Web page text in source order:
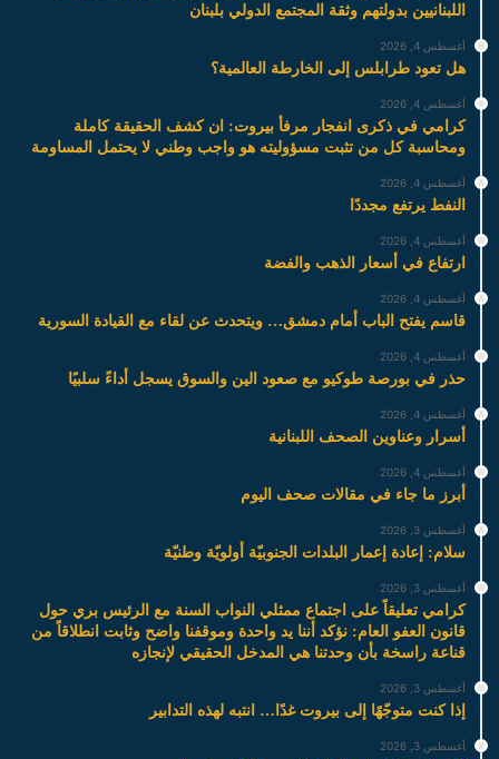
اللبنانيين بدولتهم وثقة المجتمع الدولي بلبنان
أغسطس 4, 2026
هل تعود طرابلس إلى الخارطة العالمية؟
أغسطس 4, 2026
كرامي في ذكرى انفجار مرفأ بيروت: ان كشف الحقيقة كاملة
ومحاسبة كل من تثبت مسؤوليته هو واجب وطني لا يحتمل المساومة
أغسطس 4, 2026
النفط يرتفع مجددًا
أغسطس 4, 2026
ارتفاع في أسعار الذهب والفضة
أغسطس 4, 2026
قاسم يفتح الباب أمام دمشق… ويتحدث عن لقاء مع القيادة السورية
أغسطس 4, 2026
حذر في بورصة طوكيو مع صعود الين والسوق يسجل أداءً سلبيًا
أغسطس 4, 2026
أسرار وعناوين الصحف اللبنانية
أغسطس 4, 2026
أبرز ما جاء في مقالات صحف اليوم
أغسطس 3, 2026
سلام: إعادة إعمار البلدات الجنوبيّة أولويّة وطنيّة
أغسطس 3, 2026
كرامي تعليقاً على اجتماع ممثلي النواب السنة مع الرئيس بري حول
قانون العفو العام: نؤكد أننا يد واحدة وموقفنا واضح وثابت انطلاقاً من
قناعة راسخة بأن وحدتنا هي المدخل الحقيقي لإنجازه
أغسطس 3, 2026
إذا كنت متوجّهًا إلى بيروت غدًا… انتبه لهذه التدابير
أغسطس 3, 2026